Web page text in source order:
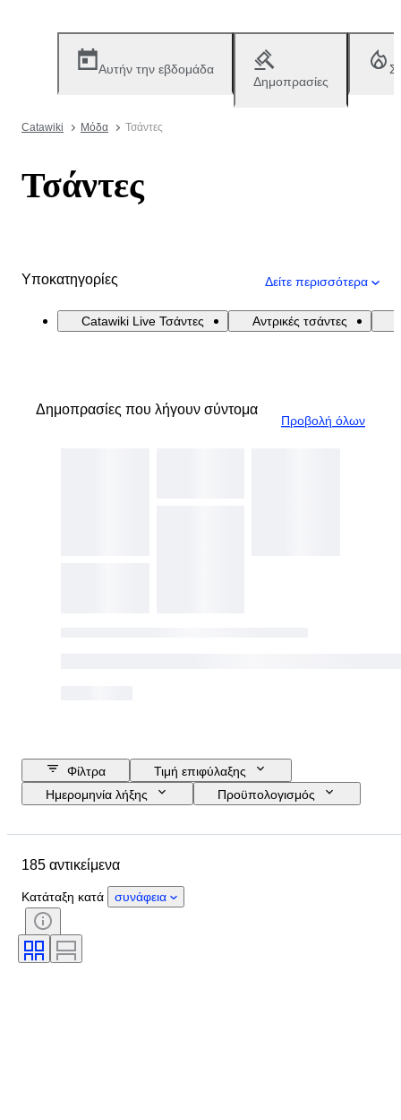
Αυτήν την εβδομάδα
Δημοπρασίες
Catawiki Μόδα Τσάντες
Τσάντες
Υποκατηγορίες Δείτε περισσότερα
Catawiki Live Τσάντες Αντρικές τσάντες
Δημοπρασίες που λήγουν σύντομα
Προβολή όλων
Φίλτρα
Τιμή επιφύλαξης
Ημερομηνία λήξης
Προϋπολογισμός
Αντικείμενο
Κατάσταση
Εποχή
Περιλαμβάνονται αξεσουάρ
Μοτίβο
185 αντικείμενα
Κατάταξη κατά συνάφεια